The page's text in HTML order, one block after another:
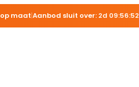
op maat|Aanbod sluit over:2d 09:56:51